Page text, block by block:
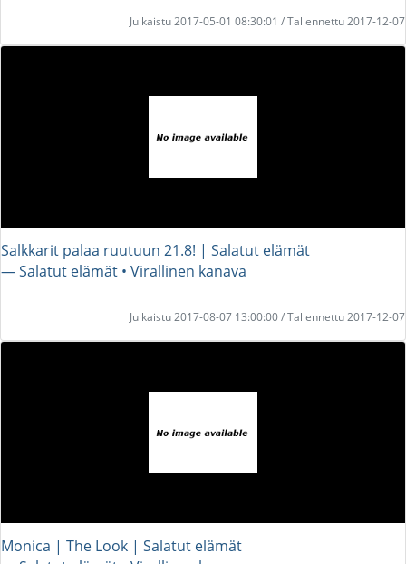
Julkaistu 2017-05-01 08:30:01 / Tallennettu 2017-12-07
Salkkarit palaa ruutuun 21.8! | Salatut elämät
― Salatut elämät • Virallinen kanava
Julkaistu 2017-08-07 13:00:00 / Tallennettu 2017-12-07
Monica | The Look | Salatut elämät